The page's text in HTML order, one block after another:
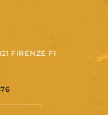
FIRENZE FI